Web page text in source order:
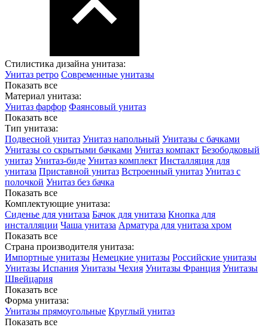
Стилистика дизайна унитаза:
Унитаз ретро Современные унитазы
Показать все
Материал унитаза:
Унитаз фарфор Фаянсовый унитаз
Показать все
Тип унитаза:
Подвесной унитаз Унитаз напольный Унитазы с бачками
Унитазы со скрытыми бачками Унитаз компакт Безободковый
унитаз Унитаз-биде Унитаз комплект Инсталляция для
унитаза Приставной унитаз Встроенный унитаз Унитаз с
полочкой Унитаз без бачка
Показать все
Комплектующие унитаза:
Сиденье для унитаза Бачок для унитаза Кнопка для
инсталляции Чаша унитаза Арматура для унитаза хром
Показать все
Страна производителя унитаза:
Импортные унитазы Немецкие унитазы Российские унитазы
Унитазы Испания Унитазы Чехия Унитазы Франция Унитазы
Швейцария
Показать все
Форма унитаза:
Унитазы прямоугольные Круглый унитаз
Показать все